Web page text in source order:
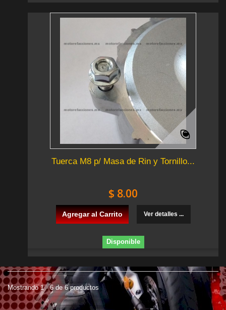
Tuerca M8 p/ Masa de Rin y Tornillo...
$ 8.00
Agregar al Carrito Ver detalles ...
Disponible
Mostrando 1 - 6 de 6 productos